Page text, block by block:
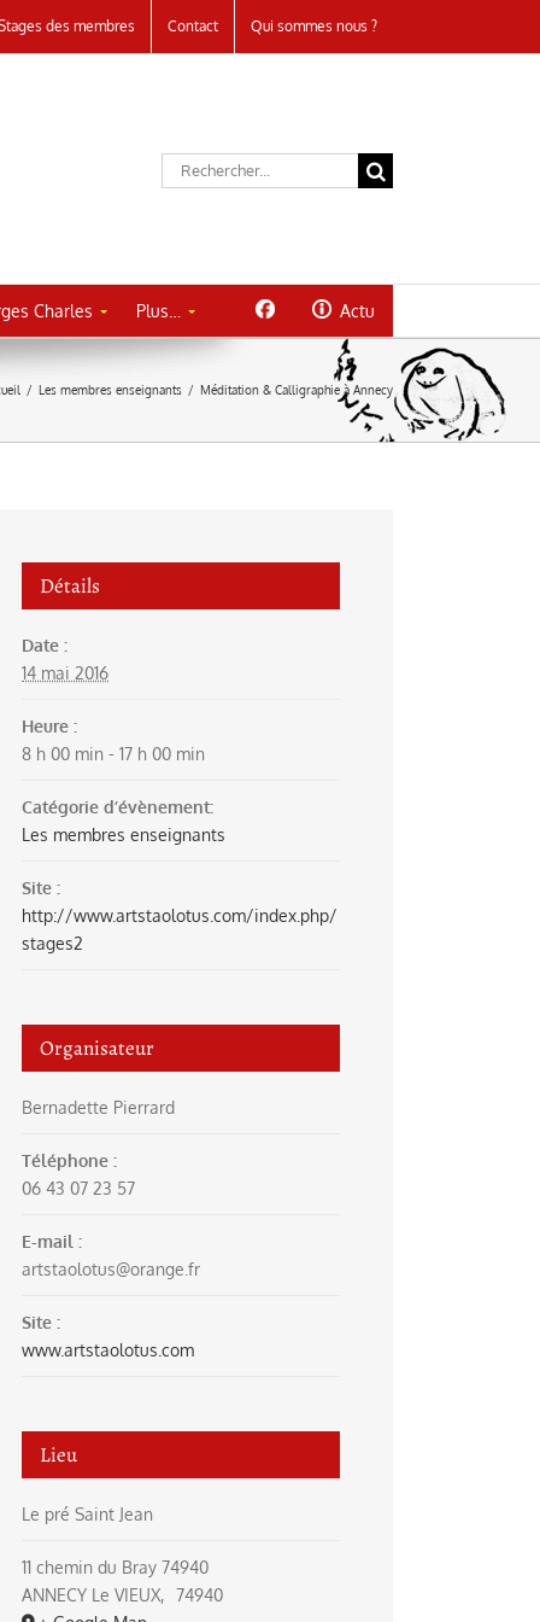
des membres Contact Qui sommes nous ?
Rechercher:
Charles Plus… Actu
/ Les membres enseignants / Méditation & Calligraphie à Annecy
Détails
Date :
14 mai 2016
Heure :
8 h 00 min - 17 h 00 min
Catégorie d’évènement:
Les membres enseignants
Site :
http://www.artstaolotus.com/index.php/
stages2
Organisateur
Bernadette Pierrard
Téléphone :
06 43 07 23 57
E-mail :
artstaolotus@orange.fr
Site :
www.artstaolotus.com
Lieu
Le pré Saint Jean
11 chemin du Bray 74940
ANNECY Le VIEUX, 74940